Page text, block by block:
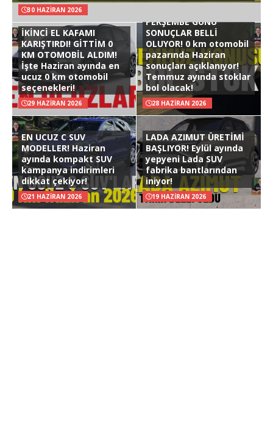
30 HAZIRAN 2026
İKİNCİ EL KAFAMI
KARIŞTIRDI! GİTTİM 0
KM OTOMOBİL ALDIM!
İşte Haziran ayında en
ucuz 0 km otomobil
seçenekleri!
29 HAZIRAN 2026
PERŞEMBE GÜNÜ
SONUÇLAR BELLİ
OLUYOR! 0 km otomobil
pazarında Haziran
sonuçları açıklanıyor!
Temmuz ayında stoklar
bol olacak!
28 HAZIRAN 2026
EN UCUZ C SUV
MODELLER! Haziran
ayında kompakt SUV
kampanya indirimleri
dikkat çekiyor!
21 HAZIRAN 2026
LADA AZIMUT ÜRETİMİ
BAŞLIYOR! Eylül ayında
yepyeni Lada SUV
fabrika bantlarından
iniyor!
19 HAZIRAN 2026